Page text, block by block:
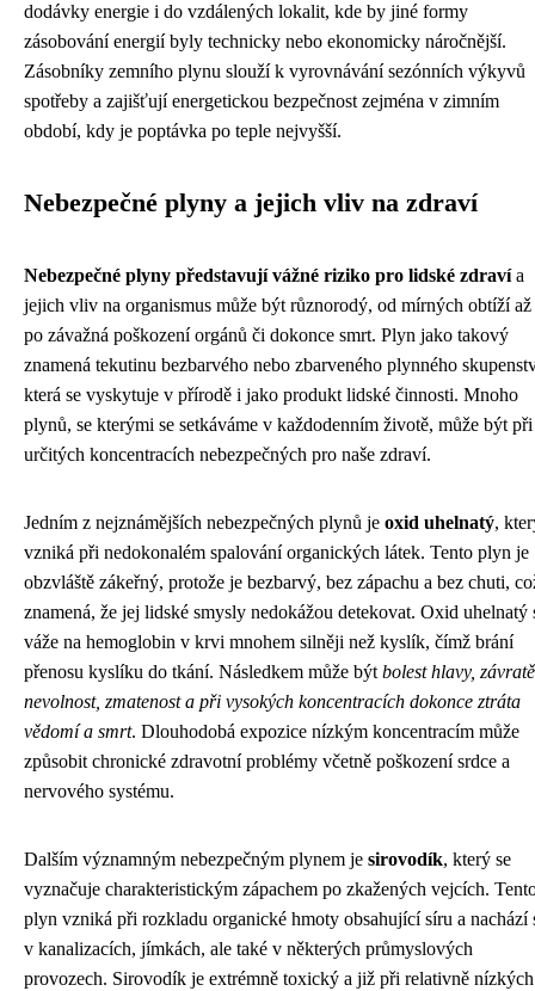
dodávky energie i do vzdálených lokalit, kde by jiné formy
zásobování energií byly technicky nebo ekonomicky náročnější.
Zásobníky zemního plynu slouží k vyrovnávání sezónních výkyvů
spotřeby a zajišťují energetickou bezpečnost zejména v zimním
období, kdy je poptávka po teple nejvyšší.
Nebezpečné plyny a jejich vliv na zdraví
Nebezpečné plyny představují vážné riziko pro lidské zdravía
jejich vliv na organismus může být různorodý, od mírných obtíží až
po závažná poškození orgánů či dokonce smrt. Plyn jako takový
znamená tekutinu bezbarvého nebo zbarveného plynného
která se vyskytuje v přírodě i jako produkt lidské činnosti. Mnoho
plynů, se kterými se setkáváme v každodenním životě, může být při
určitých koncentracích nebezpečných pro naše zdraví.
Jedním z nejznámějších nebezpečných plynů je oxid uhelnatý,
vzniká při nedokonalém spalování organických látek. Tento plyn je
obzvláště zákeřný, protože je bezbarvý, bez zápachu a bez chuti,
znamená, že jej lidské smysly nedokážou detekovat. Oxid uhelnatý
váže na hemoglobin v krvi mnohem silněji než kyslík, čímž brání
přenosu kyslíku do tkání. Následkem může být bolest hlavy,
nevolnost, zmatenost a při vysokých koncentracích dokonce ztráta
vědomí a smrt. Dlouhodobá expozice nízkým koncentracím může
způsobit chronické zdravotní problémy včetně poškození srdce a
nervového systému.
Dalším významným nebezpečným plynem je sirovodík, který se
vyznačuje charakteristickým zápachem po zkažených vejcích.
plyn vzniká při rozkladu organické hmoty obsahující síru a nachází
v kanalizacích, jímkách, ale také v některých průmyslových
provozech. Sirovodík je extrémně toxický a již při relativně nízkých